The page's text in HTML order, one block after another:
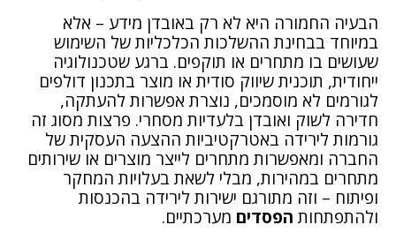
הבעיה החמורה היא לא רק באובדן מידע – אלא
במיוחד בבחינת ההשלכות הכלכליות של השימוש
שעושים בו מתחרים או תוקפים. ברגע שטכנולוגיה
ייחודית, תוכנית שיווק סודית או מוצר בתכנון דולפים
לגורמים לא מוסמכים, נוצרת אפשרות להעתקה,
חדירה לשוק ואובדן בלעדיות מסחרי. פרצות מסוג זה
גורמות לירידה באטרקטיביות ההצעה העסקית של
החברה ומאפשרות מתחרים לייצר מוצרים או שירותים
מתחרים במהירות, מבלי לשאת בעלויות המחקר
ופיתוח – וזה מתורגם ישירות לירידה בהכנסות
ולהתפתחותהפסדים מערכתיים.